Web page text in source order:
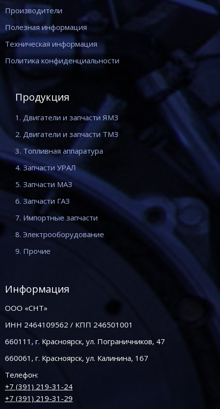
Производители
Полезная информация
Техническая информация
Политика конфиденциальности
Продукция
1. Двигатели и запчасти ЯМЗ
2. Двигатели и запчасти ТМЗ
3. Топливная аппаратура
4. Запчасти УРАЛ
5. Запчасти МАЗ
6. Запчасти ГАЗ
7. Импортные запчасти
8. Электрооборудование
9. Прочие
Информация
ООО «СНТ»
ИНН 2464109562 / КПП 246501001
660111, г. Красноярск, ул. Пограничников, 47
660061, г. Красноярск, ул. Калинина, 167
Телефон:
+7 (391) 219-31-24
+7 (391) 219-31-29